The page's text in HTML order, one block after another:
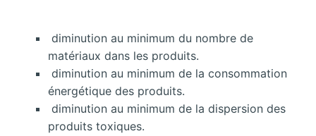
diminution au minimum du nombre de
matériaux dans les produits.
diminution au minimum de la consommation
énergétique des produits.
diminution au minimum de la dispersion des
produits toxiques.